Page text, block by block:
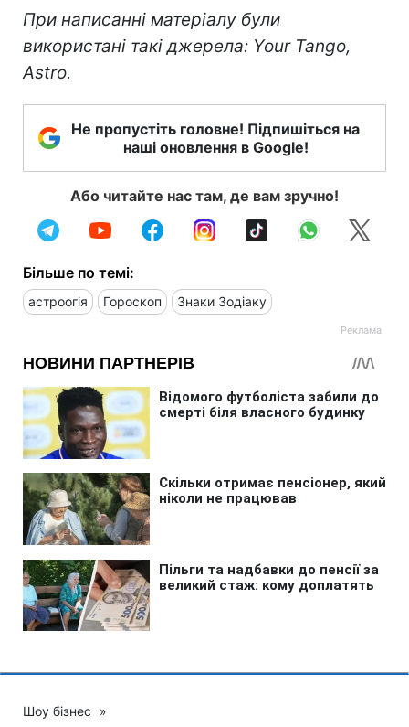
При написанні матеріалу були
використані такі джерела: Your Tango,
Astro.
Не пропустіть головне! Підпишіться на
наші оновлення в Google!
Або читайте нас там, де вам зручно!
Більше по темі:
астроогія Гороскоп Знаки Зодіаку
Шоу бізнес »